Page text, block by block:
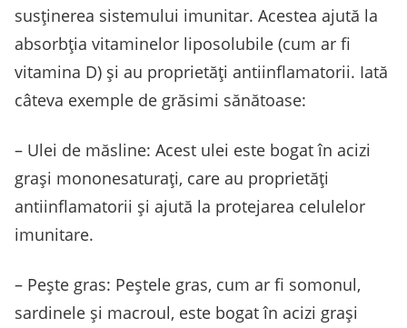
susținerea sistemului imunitar. Acestea ajută la
absorbția vitaminelor liposolubile (cum ar fi
vitamina D) și au proprietăți antiinflamatorii. Iată
câteva exemple de grăsimi sănătoase:
– Ulei de măsline: Acest ulei este bogat în acizi
grași mononesaturați, care au proprietăți
antiinflamatorii și ajută la protejarea celulelor
imunitare.
– Pește gras: Peștele gras, cum ar fi somonul,
sardinele și macroul, este bogat în acizi grași